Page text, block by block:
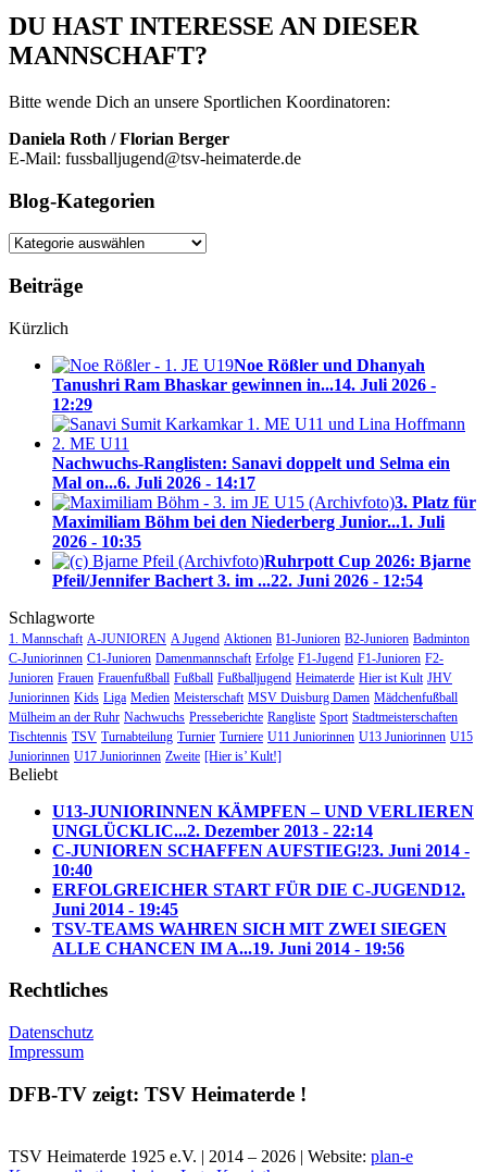
DU HAST INTERESSE AN DIESER
MANNSCHAFT?
Bitte wende Dich an unsere Sportlichen Koordinatoren:
Daniela Roth / Florian Berger
E-Mail: fussballjugend@tsv-heimaterde.de
Blog-Kategorien
Blog-
Beiträge
Kürzlich
Noe Rößler und Dhanyah
Tanushri Ram Bhaskar gewinnen in...14. Juli 2026 -
12:29
Nachwuchs-Ranglisten: Sanavi doppelt und Selma ein
Mal on...6. Juli 2026 - 14:17
3. Platz für
Maximiliam Böhm bei den Niederberg Junior...1. Juli
2026 - 10:35
Ruhrpott Cup 2026: Bjarne
Pfeil/Jennifer Bachert 3. im ...22. Juni 2026 - 12:54
Schlagworte
1. Mannschaft A-JUNIOREN A Jugend Aktionen B1-Junioren B2-Junioren Badminton
C-Juniorinnen C1-Junioren Damenmannschaft Erfolge F1-Jugend F1-Junioren F2-
Junioren Frauen Frauenfußball Fußball Fußballjugend Heimaterde Hier ist Kult JHV
Juniorinnen Kids Liga Medien Meisterschaft MSV Duisburg Damen Mädchenfußball
Mülheim an der Ruhr Nachwuchs Presseberichte Rangliste Sport Stadtmeisterschaften
Tischtennis TSV Turnabteilung Turnier Turniere U11 Juniorinnen U13 Juniorinnen U15
Juniorinnen U17 Juniorinnen Zweite [Hier is’ Kult!]
Beliebt
U13-JUNIORINNEN KÄMPFEN – UND VERLIEREN
UNGLÜCKLIC...2. Dezember 2013 - 22:14
C-JUNIOREN SCHAFFEN AUFSTIEG!23. Juni 2014 -
10:40
ERFOLGREICHER START FÜR DIE C-JUGEND12.
Juni 2014 - 19:45
TSV-TEAMS WAHREN SICH MIT ZWEI SIEGEN
ALLE CHANCEN IM A...19. Juni 2014 - 19:56
Rechtliches
Datenschutz
Impressum
DFB-TV zeigt: TSV Heimaterde !
TSV Heimaterde 1925 e.V. | 2014 – 2026 | Website: plan-e